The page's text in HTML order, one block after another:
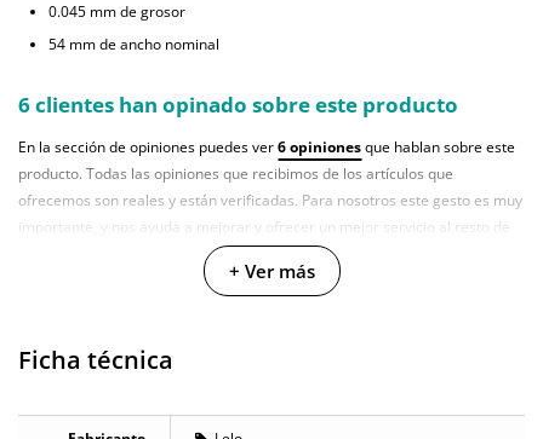
0.045 mm de grosor
54 mm de ancho nominal
6 clientes han opinado sobre este producto
En la sección de opiniones puedes ver6 opinionesque hablan sobre este
producto. Todas las opiniones que recibimos de los artículos que
ofrecemos son reales y están verificadas. Para nosotros este gesto es muy
importante, y nos ayuda a mejorar y ofrecer un mejor servicio al resto de
+ Ver más
Ficha técnica